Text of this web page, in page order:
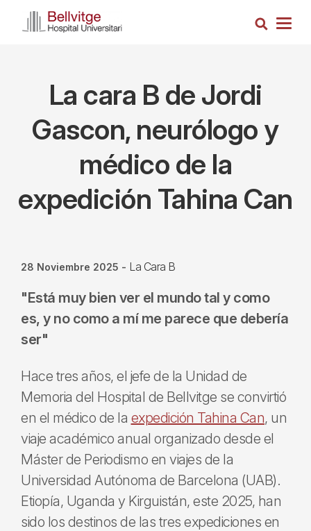
Busca
La cara B de Jordi
Gascon, neurólogo y
médico de la
expedición Tahina Can
28 Noviembre 2025 - La Cara B
"Está muy bien ver el mundo tal y como
es, y no como a mí me parece que debería
ser"
Hace tres años, el jefe de la Unidad de
Memoria del Hospital de Bellvitge se convirtió
en el médico de la expedición Tahina Can, un
viaje académico anual organizado desde el
Máster de Periodismo en viajes de la
Universidad Autónoma de Barcelona (UAB).
Etiopía, Uganda y Kirguistán, este 2025, han
sido los destinos de las tres expediciones en